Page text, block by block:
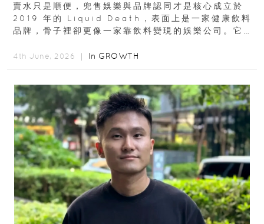
賣水只是順便，兜售娛樂與品牌認同才是核心成立於
2019 年的 Liquid Death，表面上是一家健康飲料
品牌，骨子裡卻更像一家靠飲料變現的娛樂公司。它最
4th June, 2026 ｜ In GROWTH